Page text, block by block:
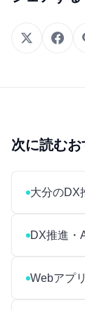
次に読む
大分のDX
DX推進・
Webアプ